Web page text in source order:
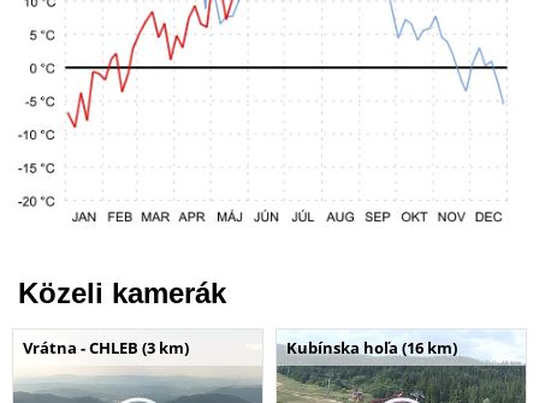
Közeli kamerák
Vrátna - CHLEB (3 km) Kubínska hoľa (16 km)